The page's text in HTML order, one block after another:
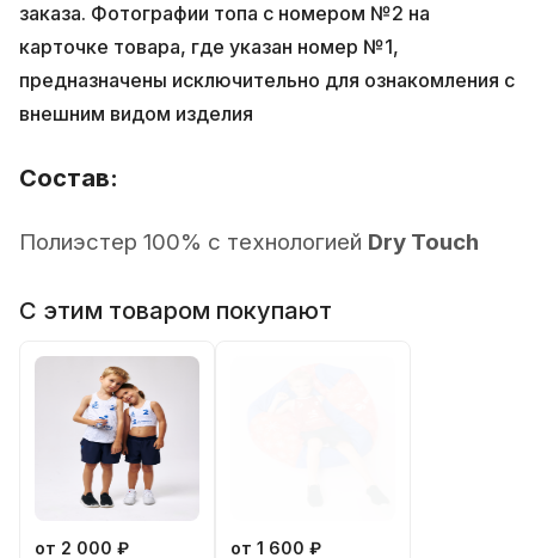
заказа. Фотографии топа с номером №2 на
карточке товара, где указан номер №1,
предназначены исключительно для ознакомления с
внешним видом изделия
Состав:
Полиэстер 100% с технологией Dry Touch
С этим товаром покупают
от 2 000 ₽
от 1 600 ₽